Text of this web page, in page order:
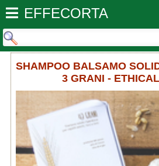
EFFECORTA
SHAMPOO BALSAMO
3 GRANI -